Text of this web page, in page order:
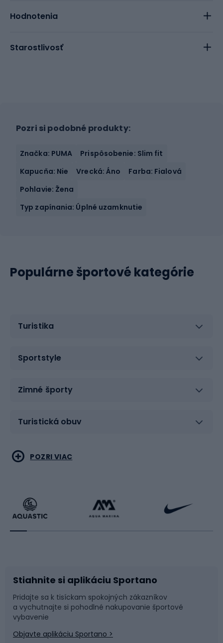
Hodnotenia
Starostlivosť
Pozri si podobné produkty:
Značka: PUMA
Prispôsobenie: Slim fit
Kapucňa: Nie
Vrecká: Áno
Farba: Fialová
Pohlavie: Žena
Typ zapínania: Úplné uzamknutie
Populárne športové kategórie
Turistika
Sportstyle
Zimné športy
Turistická obuv
Vodné športy
Beh
Príslušenstvo k bicyklom
Časti bicyklov
Bojové umenia
Raketové športy
Sane a kĺzačky
Snowboard
POZRI VIAC
Stiahnite si aplikáciu Sportano
Pridajte sa k tisíckam spokojných zákazníkov
a vychutnajte si pohodlné nakupovanie športové
vybavenie
Objavte aplikáciu Sportano >